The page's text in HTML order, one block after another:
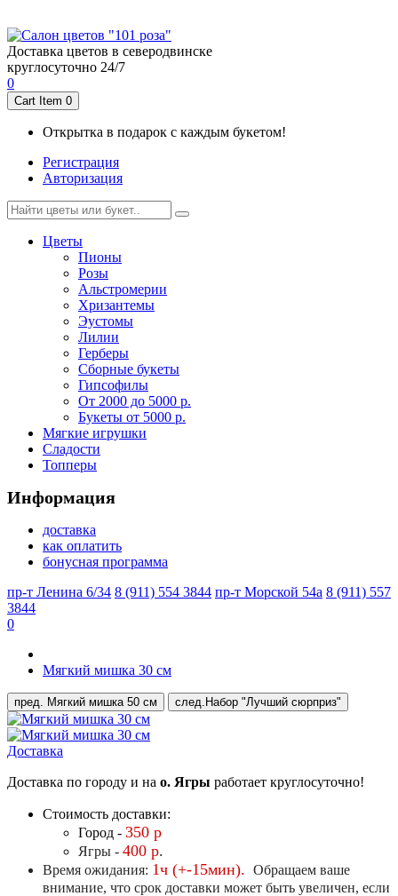
Доставка цветов в северодвинске
круглосуточно 24/7
0
Cart Item 0
Открытка в подарок с каждым букетом!
Регистрация
Авторизация
Цветы
Пионы
Розы
Альстромерии
Хризантемы
Эустомы
Лилии
Герберы
Cборные букеты
Гипсофилы
От 2000 до 5000 р.
Букеты от 5000 р.
Мягкие игрушки
Сладости
Топперы
Информация
доставка
как оплатить
бонусная программа
пр-т Ленина 6/34 8 (911) 554 3844 пр-т Морской 54а 8 (911) 557
3844
0
Мягкий мишка 30 см
пред. Мягкий мишка 50 см след. Набор "Лучший сюрприз"
Доставка
Доставка по городу и на о. Ягры работает круглосуточно!
Стоимость доставки:
Город - 350 р
Ягры - 400 р.
Время ожидания: 1ч (+-15мин). Обращаем ваше
внимание, что срок доставки может быть увеличен, если